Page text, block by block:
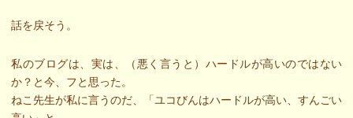
話を戻そう。
私のブログは、実は、（悪く言うと）ハードルが高いのではない
か？と今、フと思った。
ねこ先生が私に言うのだ、「ユコびんはハードルが高い、すんごい